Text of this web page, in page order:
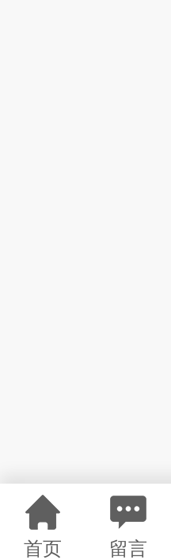
首页 留言